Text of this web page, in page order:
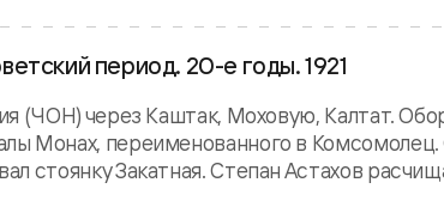
период. 20-е годы. 1921
(ЧОН) через Каштак, Моховую, Калтат.
Монах, переименованного в Комсомолец.
стоянку Закатная. Степан Астахов